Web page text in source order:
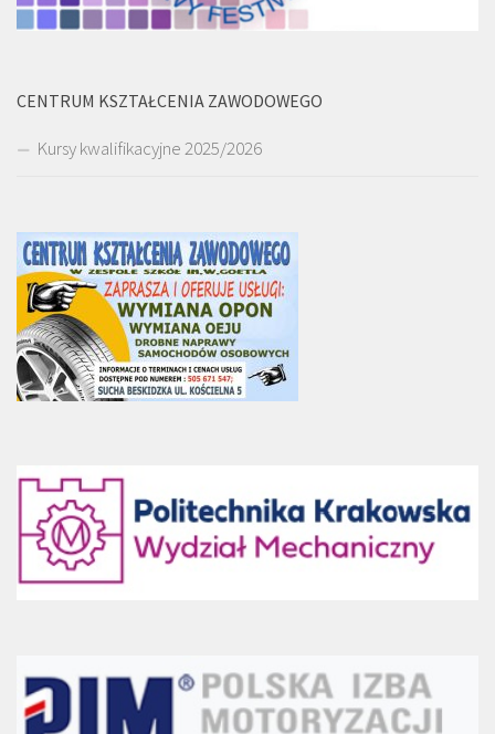
CENTRUM KSZTAŁCENIA ZAWODOWEGO
Kursy kwalifikacyjne 2025/2026